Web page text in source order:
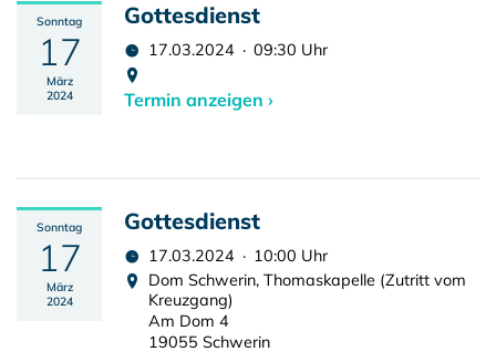
Sonntag
17
März
2024
Gottesdienst
17.03.2024 · 09:30 Uhr
Termin anzeigen ›
Sonntag
17
März
2024
Gottesdienst
17.03.2024 · 10:00 Uhr
Dom Schwerin, Thomaskapelle (Zutritt vom
Kreuzgang)
Am Dom 4
19055 Schwerin